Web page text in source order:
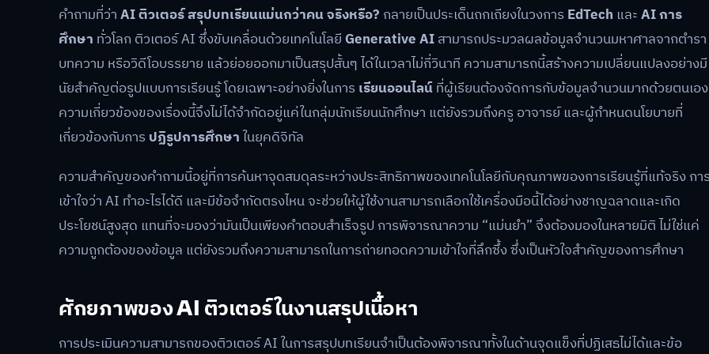
คำถามที่ว่าAI ติวเตอร์ สรุปบทเรียนแม่นกว่าคน จริงหรือ? กลายเป็นประเด็นถกเถียงในวงการ EdTech และAI การ
ศึกษา ทั่วโลก ติวเตอร์ AI ซึ่งขับเคลื่อนด้วยเทคโนโลยี Generative AIสามารถประมวลผลข้อมูลจำนวนมหาศาลจากตำรา
บทความ หรือวิดีโอบรรยาย แล้วย่อยออกมาเป็นสรุปสั้นๆ ได้ในเวลาไม่กี่วินาที ความสามารถนี้สร้างความเปลี่ยนแปลงอย่างมี
นัยสำคัญต่อรูปแบบการเรียนรู้ โดยเฉพาะอย่างยิ่งในการ เรียนออนไลน์ที่ผู้เรียนต้องจัดการกับข้อมูลจำนวนมากด้วยตนเอง
ความเกี่ยวข้องของเรื่องนี้จึงไม่ได้จำกัดอยู่แค่ในกลุ่มนักเรียนนักศึกษา แต่ยังรวมถึงครู อาจารย์ และผู้กำหนดนโยบายที่
เกี่ยวข้องกับการ ปฏิรูปการศึกษาในยุคดิจิทัล
ความสำคัญของคำถามนี้อยู่ที่การค้นหาจุดสมดุลระหว่างประสิทธิภาพของเทคโนโลยีกับคุณภาพของการเรียนรู้ที่แท้จริง กา
เข้าใจว่า AI ทำอะไรได้ดี และมีข้อจำกัดตรงไหน จะช่วยให้ผู้ใช้งานสามารถเลือกใช้เครื่องมือนี้ได้อย่างชาญฉลาดและเกิด
ประโยชน์สูงสุด แทนที่จะมองว่ามันเป็นเพียงคำตอบสำเร็จรูป การพิจารณาความ “แม่นยำ” จึงต้องมองในหลายมิติ ไม่ใช่แค่
ความถูกต้องของข้อมูล แต่ยังรวมถึงความสามารถในการถ่ายทอดความเข้าใจที่ลึกซึ้ง ซึ่งเป็นหัวใจสำคัญของการศึกษา
ศักยภาพของ AI ติวเตอร์ในงานสรุปเนื้อหา
การประเมินความสามารถของติวเตอร์ AI ในการสรุปบทเรียนจำเป็นต้องพิจารณาทั้งในด้านจุดแข็งที่ปฏิเสธไม่ได้และข้อ